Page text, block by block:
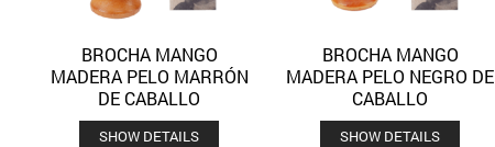
Añadir a la lista de deseos Quick View
BROCHA MANGO
MADERA PELO MARRÓN
DE CABALLO
SHOW DETAILS
Añadir a la lista de deseos Quick View
BROCHA MANGO
MADERA PELO NEGRO DE
CABALLO
SHOW DETAILS